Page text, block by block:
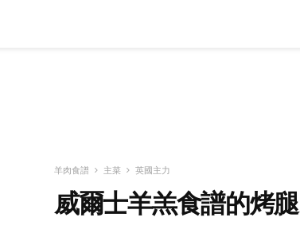
羊肉食譜 主菜 英國主力
威爾士羊羔食譜的烤腿